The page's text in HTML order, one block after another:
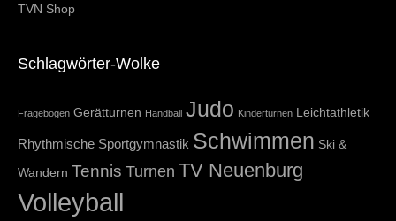
TVN Shop
Schlagwörter-Wolke
Fragebogen Gerätturnen Handball Judo Kinderturnen Leichtathletik
Rhythmische Sportgymnastik Schwimmen Ski &
Wandern Tennis Turnen TV Neuenburg
Volleyball